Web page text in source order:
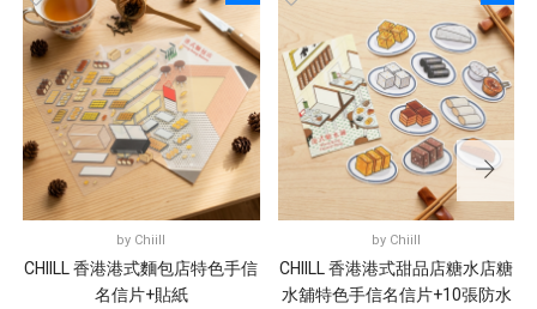
by Chiill
CHIILL 香港港式麵包店特色手信
名信片+貼紙
by Chiill
CHIILL 香港港式甜品店糖水店糖
水舖特色手信名信片+10張防水